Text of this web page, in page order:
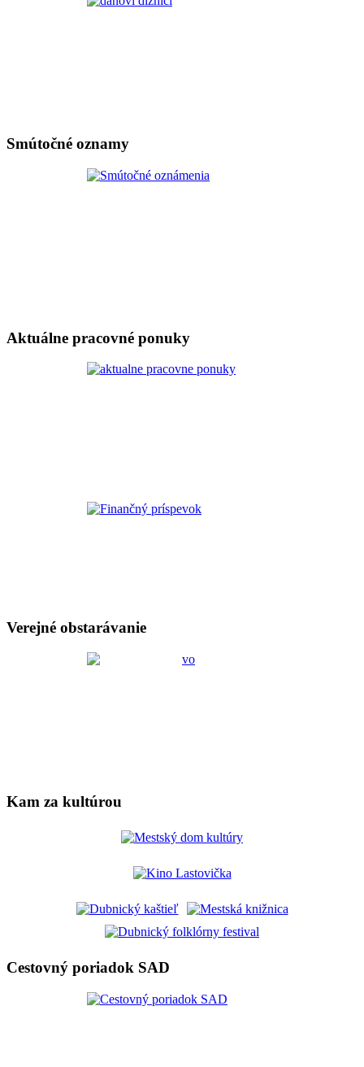
Smútočné oznamy
Aktuálne pracovné ponuky
Verejné obstarávanie
Kam za kultúrou
Cestovný poriadok SAD